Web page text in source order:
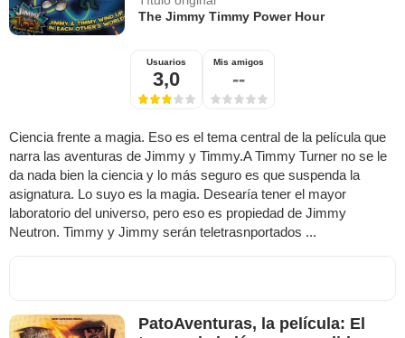
The Jimmy Timmy Power Hour
Usuarios
3,0
Mis amigos
--
Ciencia frente a magia. Eso es el tema central de la película que
narra las aventuras de Jimmy y Timmy.A Timmy Turner no se le
da nada bien la ciencia y lo más seguro es que suspenda la
asignatura. Lo suyo es la magia. Desearía tener el mayor
laboratorio del universo, pero eso es propiedad de Jimmy
Neutron. Timmy y Jimmy serán teletrasnportados ...
PatoAventuras, la película: El